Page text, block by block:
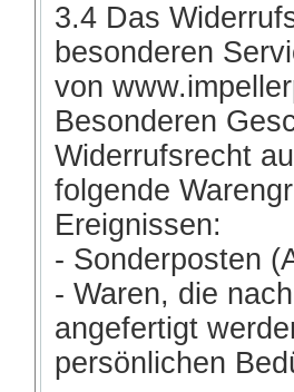
3.4 Das
besonderen
von
Besonderen
Widerrufsrecht
folgende
Ereignissen:
- Sonderposten
- Waren, die
angefertigt
persönlichen